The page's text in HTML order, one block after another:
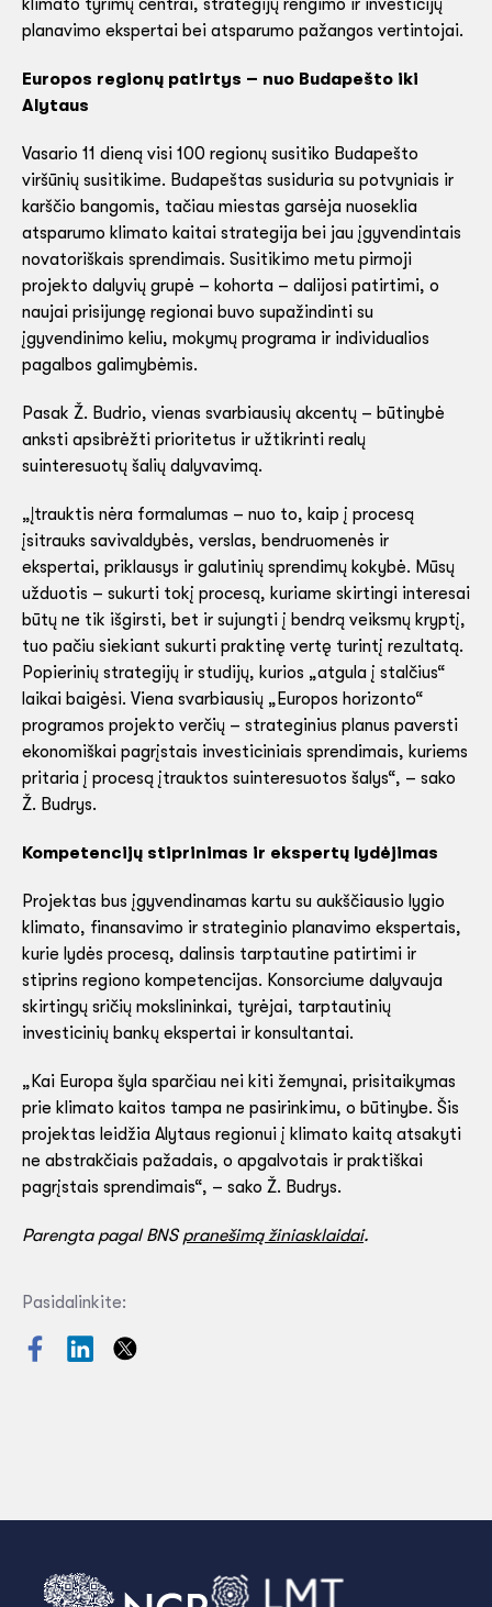
planavimo ekspertai bei atsparumo pažangos vertintojai.
Europos regionų patirtys – nuo Budapešto iki
Alytaus
Vasario 11 dieną visi 100 regionų susitiko Budapešto
viršūnių susitikime. Budapeštas susiduria su potvyniais ir
karščio bangomis, tačiau miestas garsėja nuoseklia
atsparumo klimato kaitai strategija bei jau įgyvendintais
novatoriškais sprendimais. Susitikimo metu pirmoji
projekto dalyvių grupė – kohorta – dalijosi patirtimi, o
naujai prisijungę regionai buvo supažindinti su
įgyvendinimo keliu, mokymų programa ir individualios
pagalbos galimybėmis.
Pasak Ž. Budrio, vienas svarbiausių akcentų – būtinybė
anksti apsibrėžti prioritetus ir užtikrinti realų
suinteresuotų šalių dalyvavimą.
„Įtrauktis nėra formalumas – nuo to, kaip į procesą
įsitrauks savivaldybės, verslas, bendruomenės ir
ekspertai, priklausys ir galutinių sprendimų kokybė. Mūsų
užduotis – sukurti tokį procesą, kuriame skirtingi interesai
būtų ne tik išgirsti, bet ir sujungti į bendrą veiksmų kryptį,
tuo pačiu siekiant sukurti praktinę vertę turintį rezultatą.
Popierinių strategijų ir studijų, kurios „atgula į stalčius“
laikai baigėsi. Viena svarbiausių „Europos horizonto“
programos projekto verčių – strateginius planus paversti
ekonomiškai pagrįstais investiciniais sprendimais, kuriems
pritaria į procesą įtrauktos suinteresuotos šalys“, – sako
Ž. Budrys.
Kompetencijų stiprinimas ir ekspertų lydėjimas
Projektas bus įgyvendinamas kartu su aukščiausio lygio
klimato, finansavimo ir strateginio planavimo ekspertais,
kurie lydės procesą, dalinsis tarptautine patirtimi ir
stiprins regiono kompetencijas. Konsorciume dalyvauja
skirtingų sričių mokslininkai, tyrėjai, tarptautinių
investicinių bankų ekspertai ir konsultantai.
„Kai Europa šyla sparčiau nei kiti žemynai, prisitaikymas
prie klimato kaitos tampa ne pasirinkimu, o būtinybe. Šis
projektas leidžia Alytaus regionui į klimato kaitą atsakyti
ne abstrakčiais pažadais, o apgalvotais ir praktiškai
pagrįstais sprendimais“, – sako Ž. Budrys.
Parengta pagal BNSpranešimą žiniasklaidai.
Pasidalinkite: